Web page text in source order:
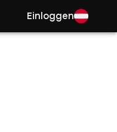
Einloggen